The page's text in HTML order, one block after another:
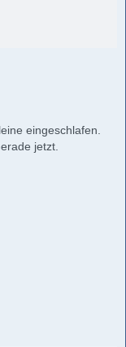
eingeschlafen.
jetzt.